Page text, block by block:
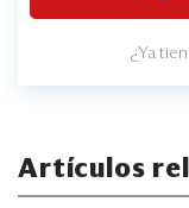
¿Ya
Artículos